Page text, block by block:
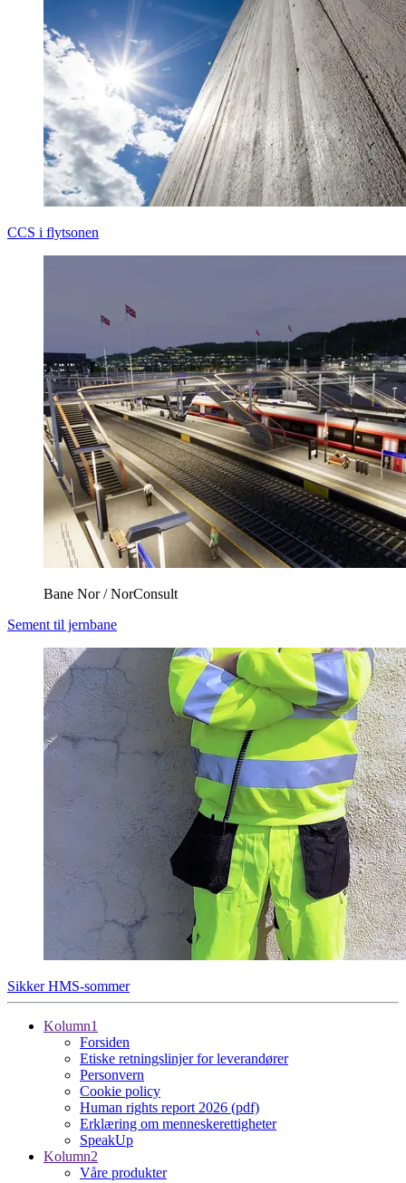
CCS i flytsonen
Bane Nor / NorConsult
Sement til jernbane
Sikker HMS-sommer
Kolumn1
Forsiden
Etiske retningslinjer for leverandører
Personvern
Cookie policy
Human rights report 2026 (pdf)
Erklæring om menneskerettigheter
SpeakUp
Kolumn2
Våre produkter